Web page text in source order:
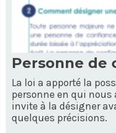
Personne de
La loi a apporté la
personne en qui
invite à la désigner
quelques précisions.